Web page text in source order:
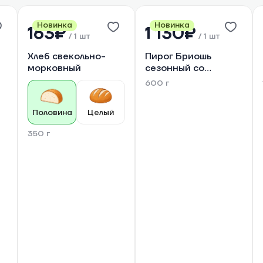
Новинка
163₽ / 1 шт
Хлеб свекольно-
морковный
Половина
Целый
350 г
Новинка
1 130₽ / 1 шт
Пирог Бриошь
сезонный со
свежими
600 г